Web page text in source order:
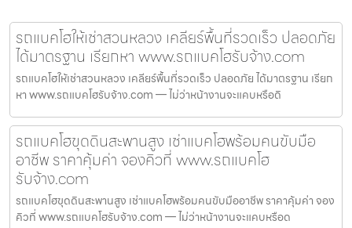
รถแบคโฮให้เช่าสวนหลวง เคลียร์พื้นที่รวดเร็ว ปลอดภัย
ได้มาตรฐาน เรียกหา www.รถแบคโฮรับจ้าง.com
รถแบคโฮให้เช่าสวนหลวง เคลียร์พื้นที่รวดเร็ว ปลอดภัย ได้มาตรฐาน เรียก
หา www.รถแบคโฮรับจ้าง.com — ไม่ว่าหน้างานจะแคบหรือดิ
รถแบคโฮขุดดินสะพานสูง เช่าแบคโฮพร้อมคนขับมือ
อาชีพ ราคาคุ้มค่า จองคิวที่ www.รถแบคโฮ
รับจ้าง.com
รถแบคโฮขุดดินสะพานสูง เช่าแบคโฮพร้อมคนขับมืออาชีพ ราคาคุ้มค่า จอง
คิวที่ www.รถแบคโฮรับจ้าง.com — ไม่ว่าหน้างานจะแคบหรือด